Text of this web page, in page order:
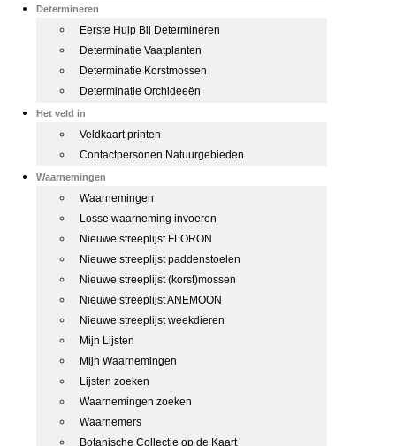
Determineren
Eerste Hulp Bij Determineren
Determinatie Vaatplanten
Determinatie Korstmossen
Determinatie Orchideeën
Het veld in
Veldkaart printen
Contactpersonen Natuurgebieden
Waarnemingen
Waarnemingen
Losse waarneming invoeren
Nieuwe streeplijst FLORON
Nieuwe streeplijst paddenstoelen
Nieuwe streeplijst (korst)mossen
Nieuwe streeplijst ANEMOON
Nieuwe streeplijst weekdieren
Mijn Lijsten
Mijn Waarnemingen
Lijsten zoeken
Waarnemingen zoeken
Waarnemers
Botanische Collectie op de Kaart